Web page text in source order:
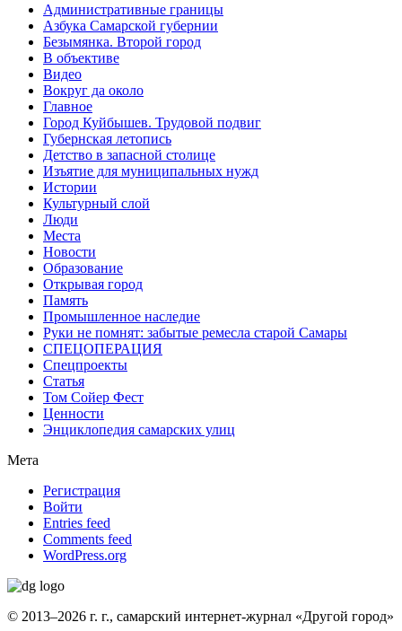
Административные границы
Азбука Самарской губернии
Безымянка. Второй город
В объективе
Видео
Вокруг да около
Главное
Город Куйбышев. Трудовой подвиг
Губернская летопись
Детство в запасной столице
Изъятие для муниципальных нужд
Истории
Культурный слой
Люди
Места
Новости
Образование
Открывая город
Память
Промышленное наследие
Руки не помнят: забытые ремесла старой Самары
СПЕЦОПЕРАЦИЯ
Спецпроекты
Статья
Том Сойер Фест
Ценности
Энциклопедия самарских улиц
Мета
Регистрация
Войти
Entries feed
Comments feed
WordPress.org
© 2013–2026 г. г., самарский интернет-журнал «Другой город»